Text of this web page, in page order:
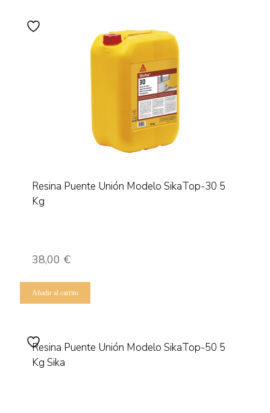
Resina Puente Unión Modelo SikaTop-30 5
Kg
38,00 €
Añadir al carrito
Resina Puente Unión Modelo SikaTop-50 5
Kg Sika